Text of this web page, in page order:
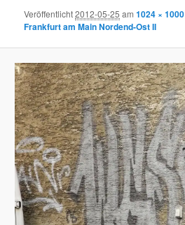
Veröffentlicht2012-05-25 am1024 × 1000
Frankfurt am Main Nordend-Ost II